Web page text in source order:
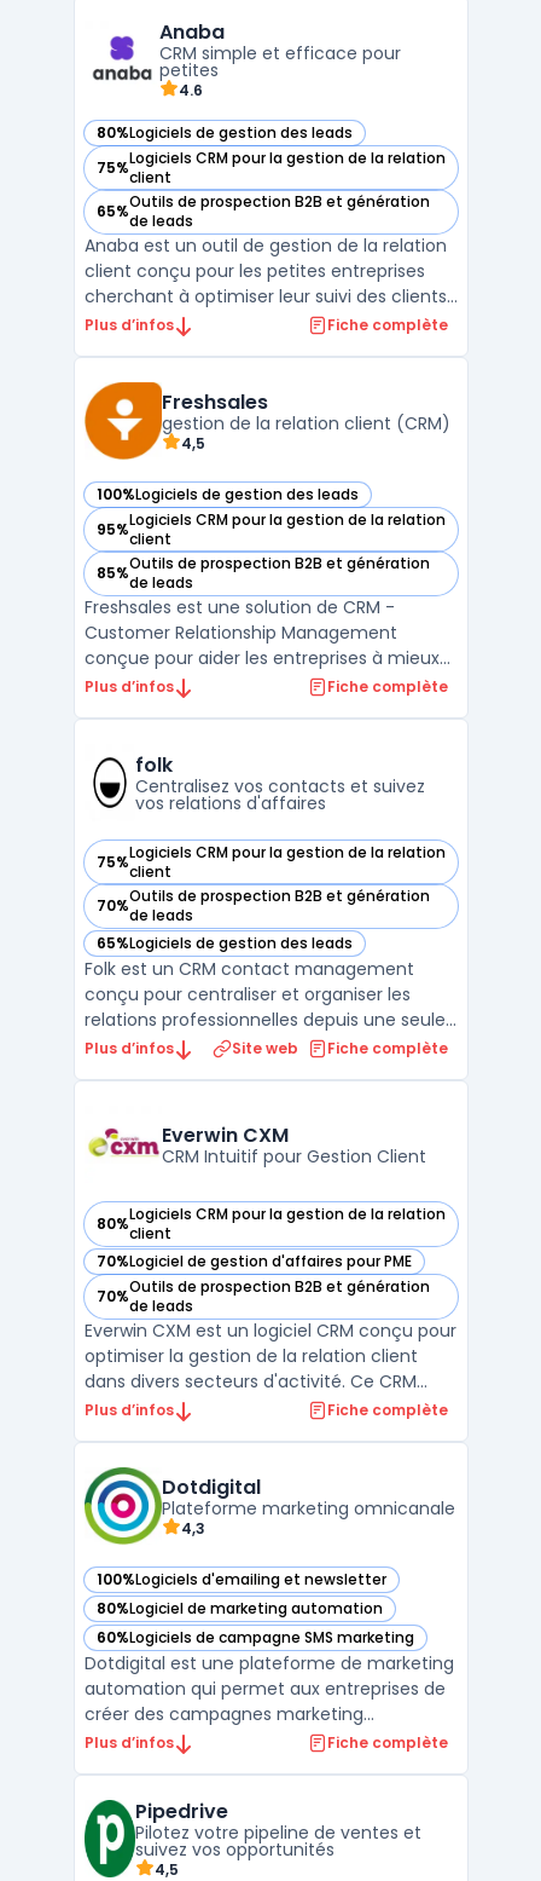
électronique. Facture.net centralise ces
proc ...
Anaba
CRM simple et efficace pour
petites
4.6
80%Logiciels de gestion des leads
— voir Anaba dans cette catégorie
75%Logiciels CRM pour la gestion de la relation
client
— voir Anaba dans cette catégorie
65%Outils de prospection B2B et génération
de leads
— voir Anaba dans cette catégorie
Anaba est un outil de gestion de la relation
client conçu pour les petites entreprises
cherchant à optimiser leur suivi des clients
et à améliorer leurs performances
permet une prise en main rapide et
efficace, re ...
Plus d’infos Fiche complète
Freshsales
gestion de la relation client (CRM)
4,5
100%Logiciels de gestion des leads
— voir Freshsales dans cette catégorie
95%Logiciels CRM pour la gestion de la relation
client
— voir Freshsales dans cette catégorie
85%Outils de prospection B2B et génération
de leads
— voir Freshsales dans cette catégorie
Freshsales est une solution de CRM -
Customer Relationship Management
conçue pour aider les entreprises à mieux
gérer leur processus de vente. Elle offre des
pipelines de vente et des rapports
analytiques pour aid ...
Plus d’infos Fiche complète
folk
Centralisez vos contacts et suivez
vos relations d'affaires
75%Logiciels CRM pour la gestion de la relation
client
— voir folk dans cette catégorie
70%Outils de prospection B2B et génération
de leads
— voir folk dans cette catégorie
65%Logiciels de gestion des leads
— voir folk dans cette catégorie
Folk est un CRM contact management
conçu pour centraliser et organiser les
relations professionnelles depuis une seule
interface. Destiné aux équipes de petite
travailleurs indépendants ou responsables
partenariat ...
Plus d’infos Site web Fiche complète
Everwin CXM
CRM Intuitif pour Gestion Client
80%Logiciels CRM pour la gestion de la relation
client
— voir Everwin CXM dans cette catégorie
70%Logiciel de gestion d'affaires pour PME
— voir Everwin CXM dans cette catégorie
70%Outils de prospection B2B et génération
de leads
— voir Everwin CXM dans cette catégorie
Everwin CXM est un logiciel CRM conçu pour
optimiser la gestion de la relation client
dans divers secteurs d'activité. Ce CRM
fonctionnel offre une expérience utilisateur
distingue par sa capacité à faciliter la p ...
Plus d’infos Fiche complète
Dotdigital
Plateforme marketing omnicanale
4,3
100%Logiciels d'emailing et newsletter
— voir Dotdigital dans cette catégorie
80%Logiciel de marketing automation
— voir Dotdigital dans cette catégorie
60%Logiciels de campagne SMS marketing
— voir Dotdigital dans cette catégorie
Dotdigital est une plateforme de marketing
automation qui permet aux entreprises de
créer des campagnes marketing
personnalisées et hautement ciblées. Avec
intégrés, Dotdigital offre une solution de
marketing to ...
Plus d’infos Fiche complète
Pipedrive
Pilotez votre pipeline de ventes et
suivez vos opportunités
4,5